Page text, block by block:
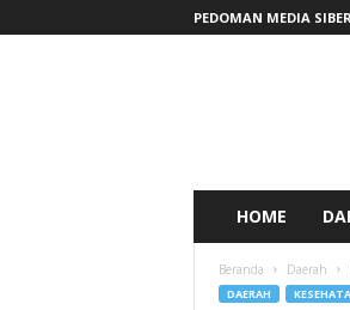
PEDOMAN MEDIA
HOME
Beranda Daerah
DAERAH